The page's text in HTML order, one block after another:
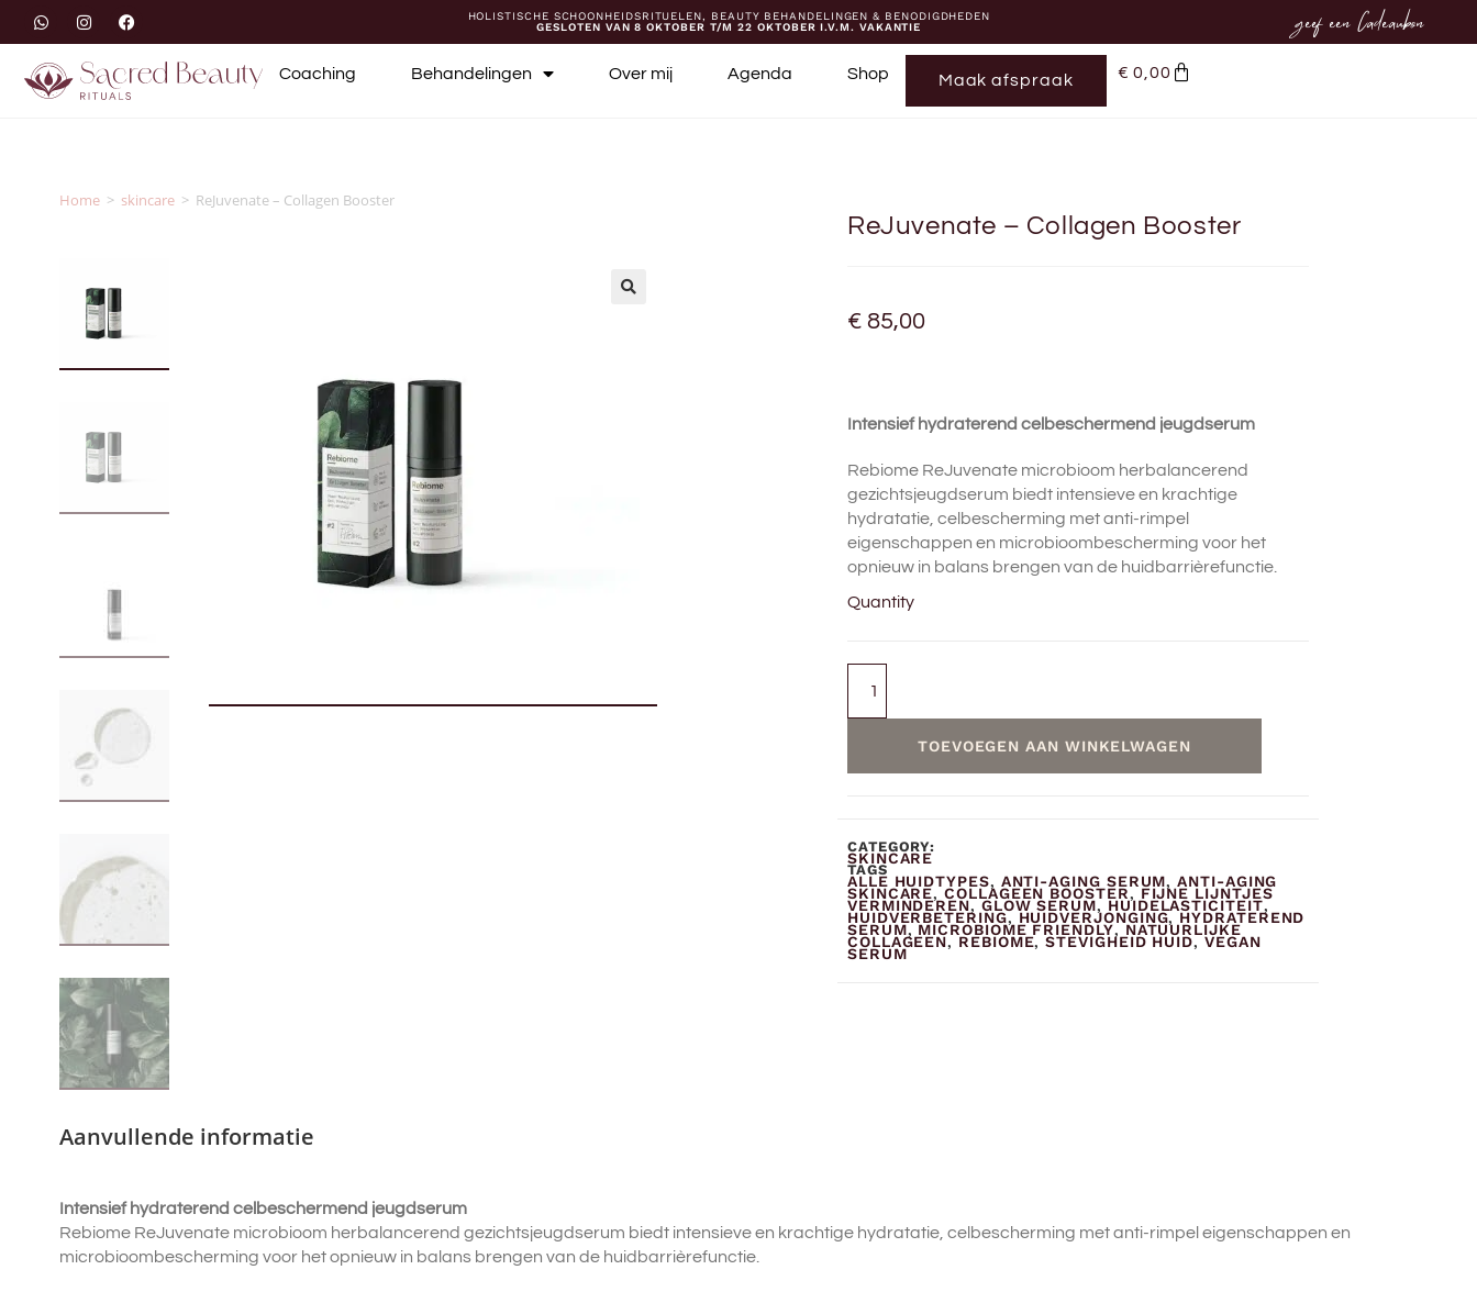
HOLISTISCHE SCHOONHEIDSRITUELEN, BEAUTY BEHANDELINGEN & BENODIGDHEDEN
GESLOTEN VAN 8 OKTOBER T/M 22 OKTOBER I.V.M. VAKANTIE
geef een Cadeaubon
Coaching Behandelingen Over mij Agenda Shop Maak afspraak € 0,00
Home > skincare > ReJuvenate – Collagen Booster
ReJuvenate – Collagen Booster
€85,00
Intensief hydraterend celbeschermend jeugdserum
Rebiome ReJuvenate microbioom herbalancerend
gezichtsjeugdserum biedt intensieve en krachtige
hydratatie, celbescherming met anti-rimpel
eigenschappen en microbioombescherming voor het
opnieuw in balans brengen van de huidbarrièrefunctie.
Quantity
TOEVOEGEN AAN WINKELWAGEN
CATEGORY:
SKINCARE
TAGS
ALLE HUIDTYPES, ANTI-AGING SERUM,ANTI-AGING
SKINCARE,COLLAGEEN BOOSTER, FIJNE LIJNTJES
VERMINDEREN, GLOW SERUM, HUIDELASTICITEIT,
HUIDVERBETERING, HUIDVERJONGING, HYDRATEREND
SERUM, MICROBIOME FRIENDLY, NATUURLIJKE
COLLAGEEN, REBIOME,STEVIGHEID HUID, VEGAN
SERUM
Aanvullende informatie
Intensief hydraterend celbeschermend jeugdserum
Rebiome ReJuvenate microbioom herbalancerend gezichtsjeugdserum biedt intensieve en krachtige hydratatie, celbescherming met anti-rimpel eigenschappen en
microbioombescherming voor het opnieuw in balans brengen van de huidbarrièrefunctie.